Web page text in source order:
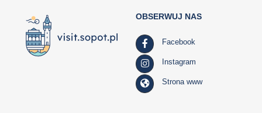
OBSERWUJ NAS
Facebook
Instagram
Strona www